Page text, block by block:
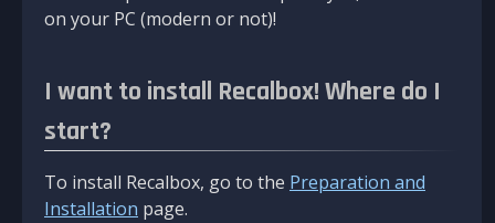
on your PC (modern or not)!
I want to install Recalbox! Where do I
start?
To install Recalbox, go to the Preparation and
Installation page.